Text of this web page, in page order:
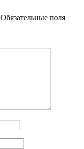
Обязательные поля